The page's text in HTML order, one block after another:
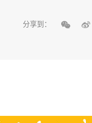
分享到：  